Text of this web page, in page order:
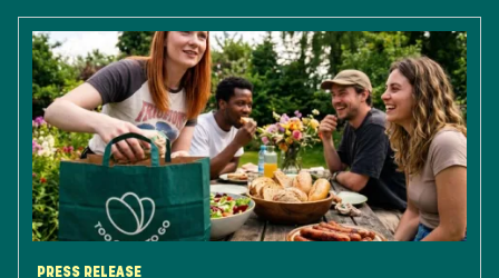
PRESS RELEASE